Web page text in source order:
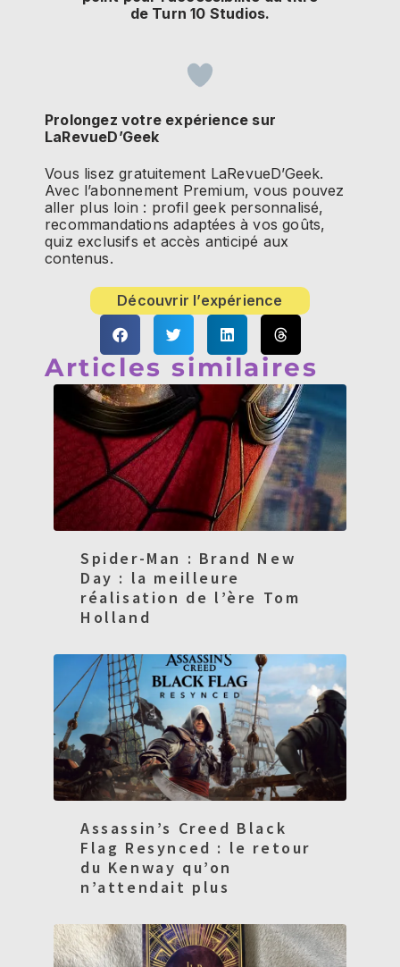
de Turn 10 Studios.
Prolongez votre expérience sur
LaRevueD’Geek
Vous lisez gratuitement LaRevueD’Geek.
Avec l’abonnement Premium, vous pouvez
aller plus loin : profil geek personnalisé,
recommandations adaptées à vos goûts,
quiz exclusifs et accès anticipé aux
contenus.
Découvrir l’expérience
Articles similaires
Spider-Man : Brand New
Day : la meilleure
réalisation de l’ère Tom
Holland
Assassin’s Creed Black
Flag Resynced : le retour
du Kenway qu’on
n’attendait plus